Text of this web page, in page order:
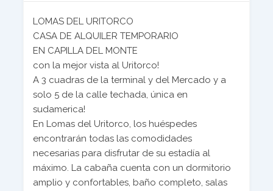
LOMAS DEL URITORCO
CASA DE ALQUILER TEMPORARIO
EN CAPILLA DEL MONTE
con la mejor vista al Uritorco!
A 3 cuadras de la terminal y del Mercado y a
solo 5 de la calle techada, única en
sudamerica!
En Lomas del Uritorco, los huéspedes
encontrarán todas las comodidades
necesarias para disfrutar de su estadía al
máximo. La cabaña cuenta con un dormitorio
amplio y confortables, baño completo, salas